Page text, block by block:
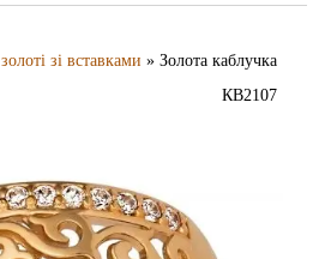
зі вставками » Золота каблучка
КВ2107